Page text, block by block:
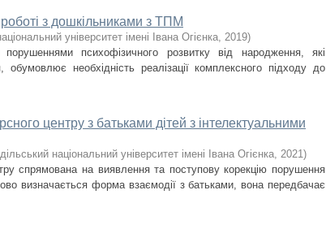
роботі з дошкільниками з ТПМ
університет імені Івана Огієнка, 2019)
психофізичного розвитку від народження, які
необхідність реалізації комплексного підходу до
центру з батьками дітей з інтелектуальними
національний університет імені Івана Огієнка, 2021)
спрямована на виявлення та поступову корекцію порушення
визначається форма взаємодії з батьками, вона передбачає